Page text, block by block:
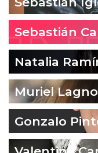
Sebastián
Natalia
Muriel
Gonzalo